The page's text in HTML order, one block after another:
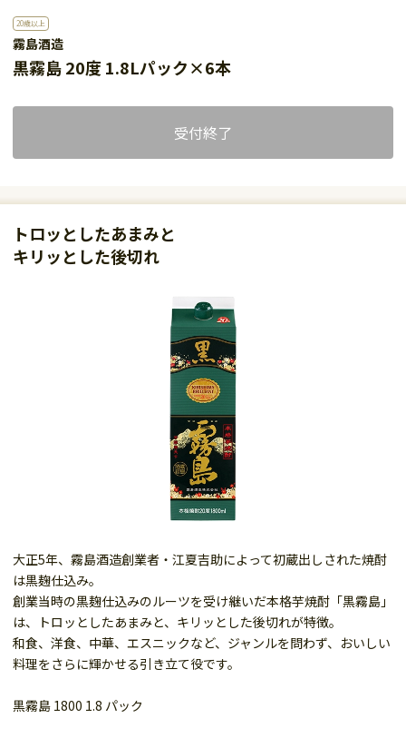
20歳以上
霧島酒造
黒霧島 20度 1.8Lパック×6本
受付終了
トロッとしたあまみと
キリッとした後切れ
大正5年、霧島酒造創業者・江夏吉助によって初蔵出しされた焼酎
は黒麹仕込み。
創業当時の黒麹仕込みのルーツを受け継いだ本格芋焼酎「黒霧島」
は、トロッとしたあまみと、キリッとした後切れが特徴。
和食、洋食、中華、エスニックなど、ジャンルを問わず、おいしい
料理をさらに輝かせる引き立て役です。
黒霧島 1800 1.8 パック